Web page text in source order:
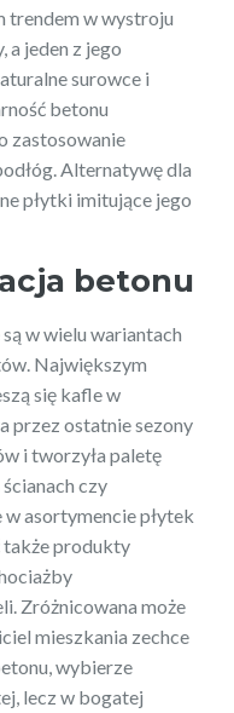
trendem w wystroju
a jeden z jego
surowce i
betonu
zastosowanie
Alternatywę dla
płytki imitujące jego
betonu
w wielu wariantach
Największym
się kafle w
przez ostatnie sezony
i tworzyła paletę
czy
asortymencie płytek
także produkty
Zróżnicowana może
mieszkania zechce
wybierze
lecz w bogatej